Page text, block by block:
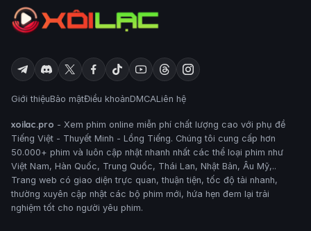
Giới thiệuBảo mậtĐiều khoảnDMCALiên hệ
xoilac.pro - Xem phim online miễn phí chất lượng cao với phụ đề
Tiếng Việt - Thuyết Minh - Lồng Tiếng. Chúng tôi cung cấp hơn
50.000+ phim và luôn cập nhật nhanh nhất các thể loại phim như
Việt Nam, Hàn Quốc, Trung Quốc, Thái Lan, Nhật Bản, Âu Mỹ,..
Trang web có giao diện trực quan, thuận tiện, tốc độ tải nhanh,
thường xuyên cập nhật các bộ phim mới, hứa hẹn đem lại trải
nghiệm tốt cho người yêu phim.